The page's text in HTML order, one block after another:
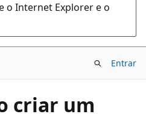
o Internet Explorer e o
Entrar
criar um